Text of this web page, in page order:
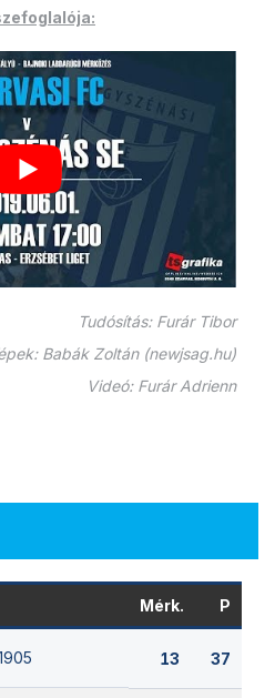
Tudósítás: Furár Tibor
Babák Zoltán (newjsag.hu)
Videó: Furár Adrienn
Mérk. P
13 37